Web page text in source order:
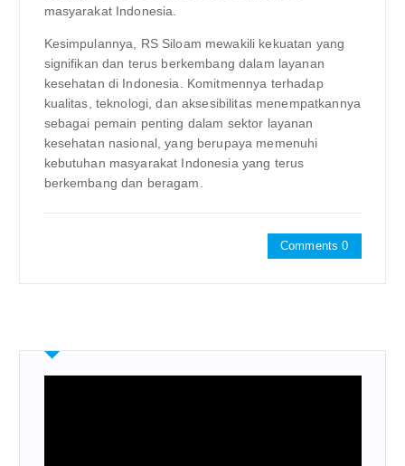
masyarakat Indonesia.
Kesimpulannya, RS Siloam mewakili kekuatan yang
signifikan dan terus berkembang dalam layanan
kesehatan di Indonesia. Komitmennya terhadap
kualitas, teknologi, dan aksesibilitas menempatkannya
sebagai pemain penting dalam sektor layanan
kesehatan nasional, yang berupaya memenuhi
kebutuhan masyarakat Indonesia yang terus
berkembang dan beragam.
Comments 0